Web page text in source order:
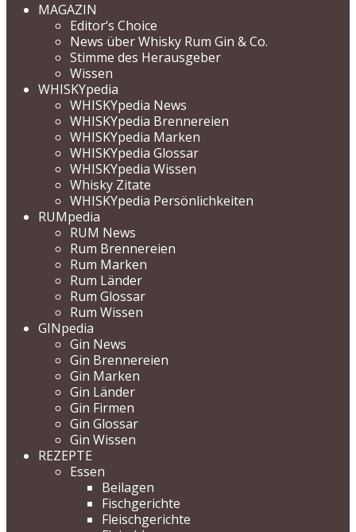
MAGAZIN
Editor‘s Choice
News über Whisky Rum Gin & Co.
Stimme des Herausgeber
Wissen
WHISKYpedia
WHISKYpedia News
WHISKYpedia Brennereien
WHISKYpedia Marken
WHISKYpedia Glossar
WHISKYpedia Wissen
Whisky Zitate
WHISKYpedia Persönlichkeiten
RUMpedia
RUM News
Rum Brennereien
Rum Marken
Rum Länder
Rum Glossar
Rum Wissen
GINpedia
Gin News
Gin Brennereien
Gin Marken
Gin Länder
Gin Firmen
Gin Glossar
Gin Wissen
REZEPTE
Essen
Beilagen
Fischgerichte
Fleischgerichte